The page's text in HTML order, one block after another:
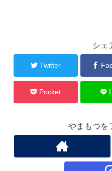
シェ
Twitter
Pocket
やまもつを